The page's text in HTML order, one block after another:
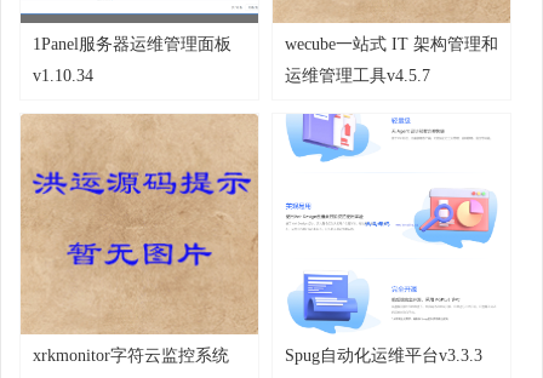
1Panel服务器运维管理面板
v1.10.34
wecube一站式 IT 架构管理和
运维管理工具v4.5.7
xrkmonitor字符云监控系统 Spug自动化运维平台v3.3.3